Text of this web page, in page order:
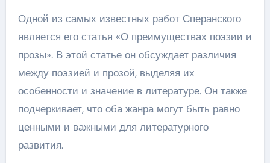
Одной из самых известных работ Сперанского
является его статья «О преимуществах поэзии и
прозы». В этой статье он обсуждает различия
между поэзией и прозой, выделяя их
особенности и значение в литературе. Он также
подчеркивает, что оба жанра могут быть равно
ценными и важными для литературного
развития.